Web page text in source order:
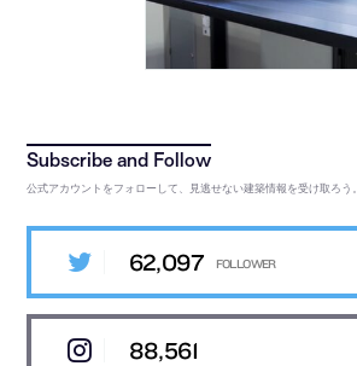
公式アカウントをフォローして、見逃せない建築情報を受け取ろう。
62,097
88,561